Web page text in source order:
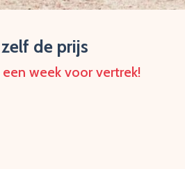
de prijs
week voor vertrek!